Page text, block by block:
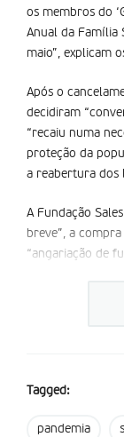
os membros do
Anual da Família
maio”, explicam
Após o
decidiram
“recaiu numa
proteção da
a reabertura dos
A Fundação
breve”, a
“angariação de
anos, por
Tagged:
pandemia